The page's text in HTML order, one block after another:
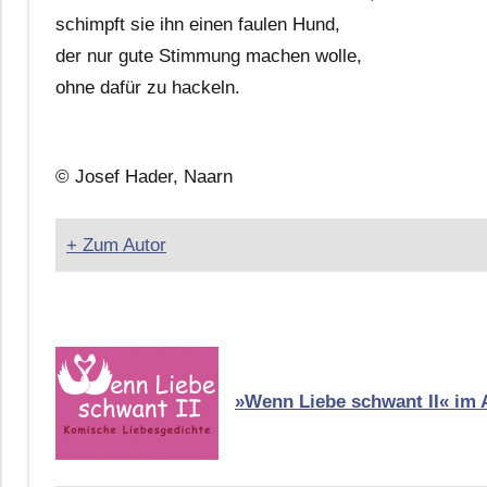
schimpft sie ihn einen faulen Hund,
der nur gute Stimmung machen wolle,
ohne dafür zu hackeln.
© Josef Hader, Naarn
+ Zum Autor
»Wenn Liebe schwant II« im